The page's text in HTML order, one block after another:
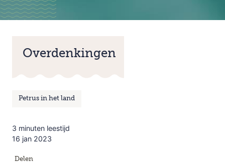
Overdenkingen
Petrus in het land
3 minuten leestijd
16 jan 2023
Delen